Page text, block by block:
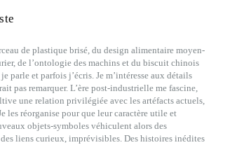
de plastique brisé, du design alimentaire moyen-
de l’ontologie des machins et du biscuit chinois
parle et parfois j’écris. Je m’intéresse aux détails
pas remarquer. L’ère post-industrielle me fascine,
une relation privilégiée avec les artéfacts actuels,
les réorganise pour que leur caractère utile et
objets-symboles véhiculent alors des
liens curieux, imprévisibles. Des histoires inédites